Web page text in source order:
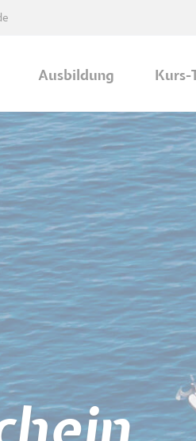
Ausbildung
Ausbildung in Bad
Ausbildung in Rheda-
Ausbildung in Hameln
Praxis Ausbildung -
Praxis Ausbildung - Weser
Kurs-